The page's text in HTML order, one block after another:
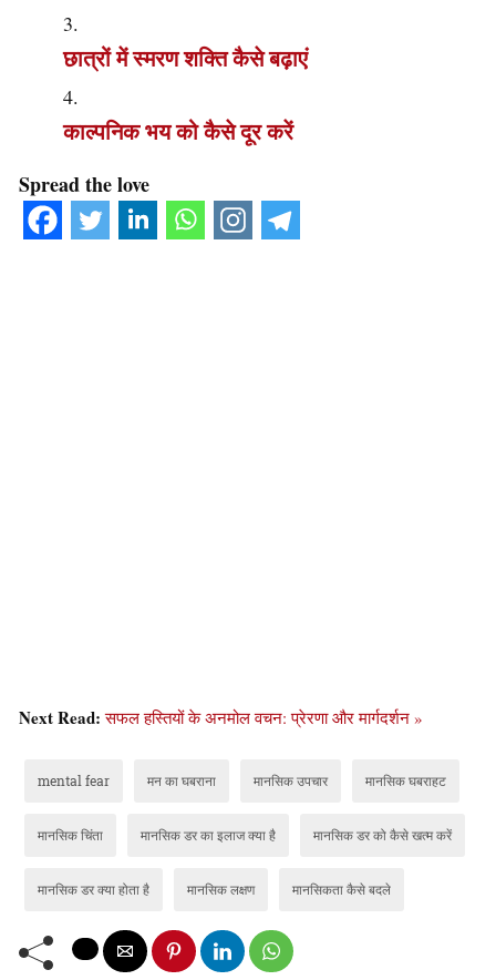
छात्रों में स्मरण शक्ति कैसे बढ़ाएं
काल्पनिक भय को कैसे दूर करें
Spread the love
Next Read:सफल हस्तियों के अनमोल वचन: प्रेरणा और मार्गदर्शन »
mental fear मन का घबराना मानसिक उपचार मानसिक घबराहट
मानसिक चिंता मानसिक डर का इलाज क्या है मानसिक डर को कैसे खत्म करें
मानसिक डर क्या होता है मानसिक लक्षण मानसिकता कैसे बदले